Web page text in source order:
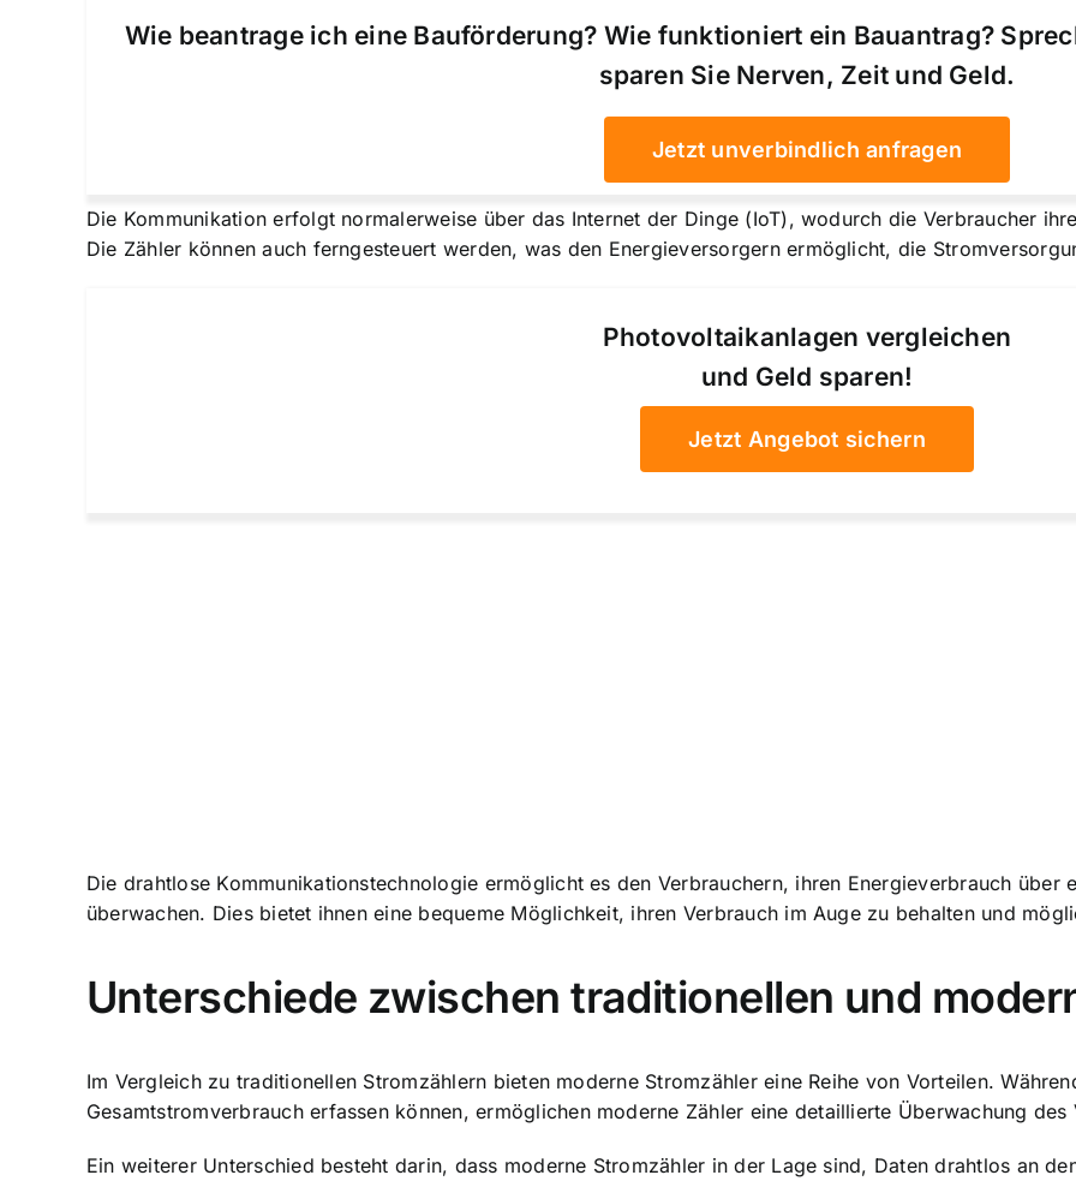
Wie beantrage ich eine Bauförderung? Wie funktioniert ein Bauantrag?
sparen Sie Nerven, Zeit und Geld.
Jetzt unverbindlich anfragen
Die Kommunikation erfolgt normalerweise über das Internet der Dinge (IoT), wodurch die Verbraucher
Die Zähler können auch ferngesteuert werden, was den Energieversorgern ermöglicht, die
Photovoltaikanlagen vergleichen
und Geld sparen!
Jetzt Angebot sichern
Die drahtlose Kommunikationstechnologie ermöglicht es den Verbrauchern, ihren Energieverbrauch über
überwachen. Dies bietet ihnen eine bequeme Möglichkeit, ihren Verbrauch im Auge zu behalten und
Unterschiede zwischen traditionellen und
Im Vergleich zu traditionellen Stromzählern bieten moderne Stromzähler eine Reihe von Vorteilen.
Gesamtstromverbrauch erfassen können, ermöglichen moderne Zähler eine detaillierte Überwachung des
Ein weiterer Unterschied besteht darin, dass moderne Stromzähler in der Lage sind, Daten drahtlos an